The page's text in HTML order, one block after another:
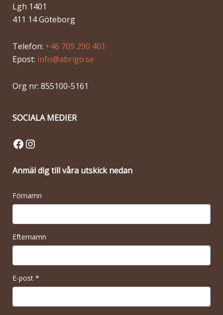
Lgh 1401
411 14 Göteborg
Telefon: +46 709 290 401
Epost: info@abrigo.se
Org nr: 855100-5161
SOCIALA MEDIER
Facebook
Instagram
Anmäl dig till våra utskick nedan
Förnamn
Efternamn
E-post *